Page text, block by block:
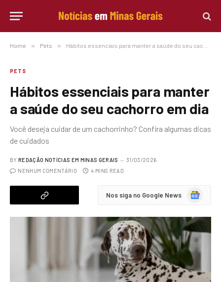
Home » Pets » Hábitos essenciais para manter a saúde do seu cachorro em dia
PETS
Hábitos essenciais para manter
a saúde do seu cachorro em dia
Você deseja cuidar de um cachorrinho? Confira algumas dicas
de cuidados
BY REDAÇÃO NOTÍCIAS EM MINAS GERAIS
31/03/2026
NENHUM COMENTÁRIO
4 MINS READ
Nos siga no Google News
Google